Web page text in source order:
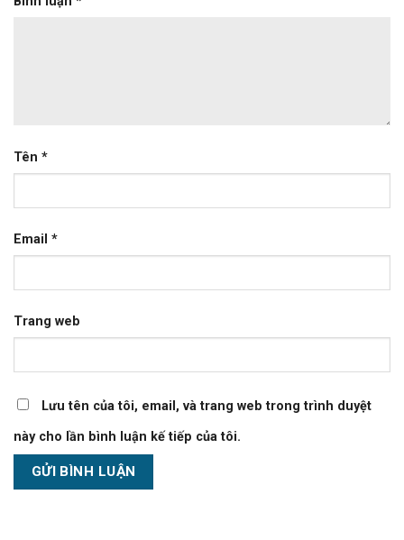
Tên *
Email *
Trang web
Lưu tên của tôi, email, và trang web trong trình duyệt
này cho lần bình luận kế tiếp của tôi.